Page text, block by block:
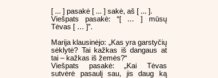
[ ... ] pasakė [ ... ] sakė, aš [ ... ].
Viešpats pasakė: “[ … ] mūsų
Tėvas [ … ]”.
Marija klausinėjo: „Kas yra garstyčių
sėklytė? Tai kažkas iš dangaus at
tai – kažkas iš žemės?“
Viešpats pasakė: „Kai Tėvas
sutvėrė pasaulį sau, jis daug ką